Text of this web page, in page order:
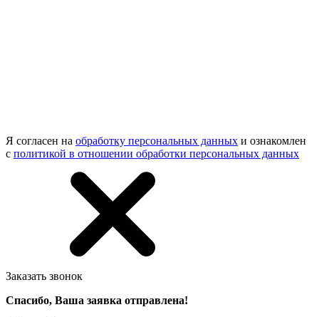
Я согласен на обработку персональных данных и ознакомлен
с политикой в отношении обработки персональных данных
Заказать звонок
Спасибо, Ваша заявка отправлена!